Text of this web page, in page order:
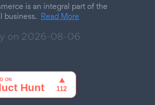
is an integral part of the
business. Read More
on 2026-08-06